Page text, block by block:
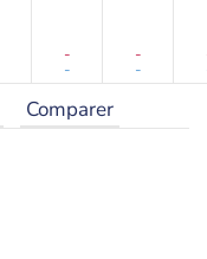
-
-
-
-
Comparer